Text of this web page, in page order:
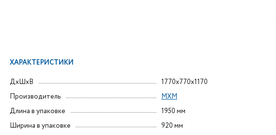
ХАРАКТЕРИСТИКИ
ДxШxВ
1770x770x1170
Производитель
МХМ
Длина в упаковке
1950 мм
Ширина в упаковке
920 мм